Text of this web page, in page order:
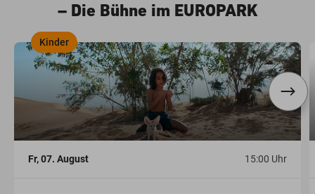
– Die Bühne im EUROPARK
,
Kinder
Fr, 07. August 15:00 Uhr